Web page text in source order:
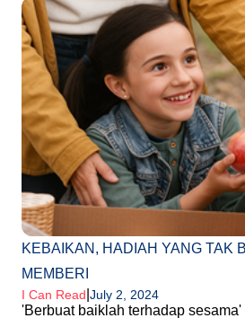
KEBAIKAN, HADIAH YANG TAK
MEMBERI
I Can Read July 2, 2024
'Berbuat baiklah terhadap